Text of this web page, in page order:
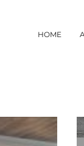
HOME